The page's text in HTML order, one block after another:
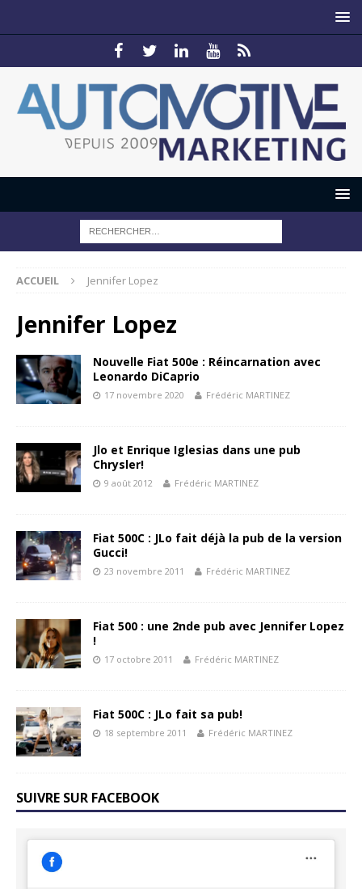
ACCUEIL Jennifer Lopez
Jennifer Lopez
Nouvelle Fiat 500e : Réincarnation avec
Leonardo DiCaprio
17 novembre 2020 Frédéric MARTINEZ
Jlo et Enrique Iglesias dans une pub
Chrysler!
9 août 2012 Frédéric MARTINEZ
Fiat 500C : JLo fait déjà la pub de la version
Gucci!
23 novembre 2011 Frédéric MARTINEZ
Fiat 500 : une 2nde pub avec Jennifer Lopez
!
17 octobre 2011 Frédéric MARTINEZ
Fiat 500C : JLo fait sa pub!
18 septembre 2011 Frédéric MARTINEZ
SUIVRE SUR FACEBOOK